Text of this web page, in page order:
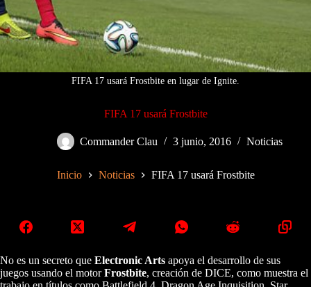
FIFA 17 usará Frostbite en lugar de Ignite.
FIFA 17 usará Frostbite
Commander Clau 3 junio, 2016 Noticias
Inicio Noticias FIFA 17 usará Frostbite
No es un secreto que Electronic Arts apoya el desarrollo de sus
juegos usando el motorFrostbite, creación de DICE, como muestra el